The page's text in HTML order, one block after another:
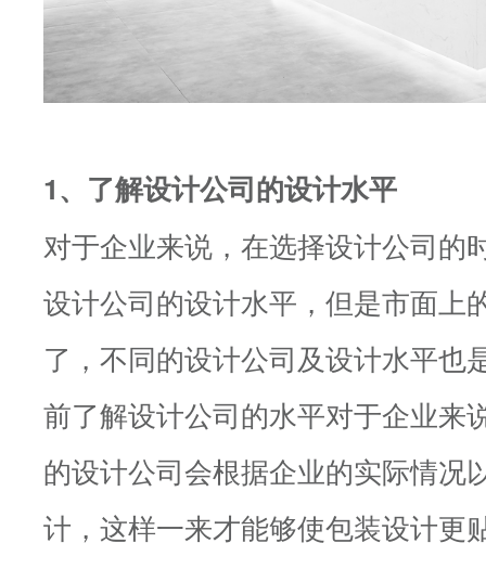
1、了解设计公司的设计水平
对于企业来说，在选择设计公司的
设计公司的设计水平，但是市面上
了，不同的设计公司及设计水平也
前了解设计公司的水平对于企业来
的设计公司会根据企业的实际情况
计，这样一来才能够使包装设计更